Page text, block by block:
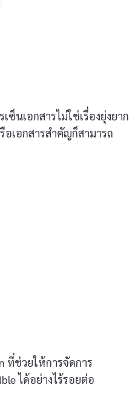
นเอกสารไม่ใช่เรื่องยุ่งยาก
เอกสารสำคัญก็สามารถ
ที่ช่วยให้การจัดการ
ได้อย่างไร้รอยต่อ